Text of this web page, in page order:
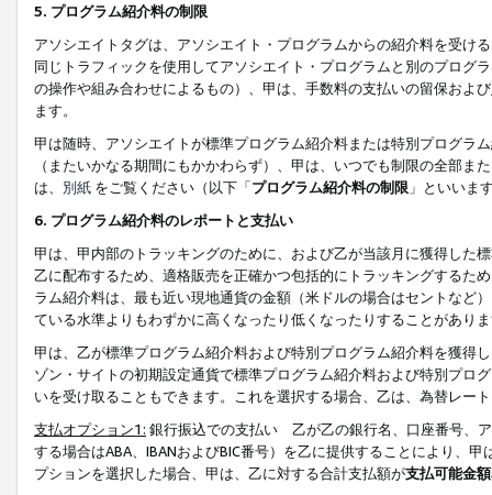
5. プログラム紹介料の制限
アソシエイトタグは、アソシエイト・プログラムからの紹介料を受け
同じトラフィックを使用してアソシエイト・プログラムと別のプログ
の操作や組み合わせによるもの）、甲は、手数料の支払いの留保およ
ます。
甲は随時、アソシエイトが標準プログラム紹介料または特別プログラ
（またいかなる期間にもかかわらず）、甲は、いつでも制限の全部
は、 別紙 をご覧ください（以下「プログラム紹介料の制限 」といいま
6. プログラム紹介料のレポートと支払い
甲は、甲内部のトラッキングのために、および乙が当該月に獲得した
乙に配布するため、適格販売を正確かつ包括的にトラッキングするた
ラム紹介料は、最も近い現地通貨の金額（米ドルの場合はセントなど
ている水準よりもわずかに高くなったり低くなったりすることがあり
甲は、乙が標準プログラム紹介料および特別プログラム紹介料を獲得
ゾン・サイトの初期設定通貨で標準プログラム紹介料および特別プロ
いを受け取ることもできます。これを選択する場合、乙は、為替レー
支払オプション1: 銀行振込での支払い 乙が乙の銀行名、口座番号、
する場合はABA、IBANおよびBIC番号）を乙に提供することにより、
プションを選択した場合、甲は、乙に対する合計支払額が支払可能金